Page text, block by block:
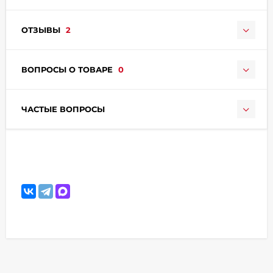
ОТЗЫВЫ 2
ВОПРОСЫ О ТОВАРЕ 0
ЧАСТЫЕ ВОПРОСЫ